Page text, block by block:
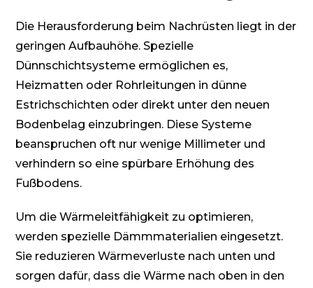
Die Herausforderung beim Nachrüsten liegt in der
geringen Aufbauhöhe. Spezielle
Dünnschichtsysteme ermöglichen es,
Heizmatten oder Rohrleitungen in dünne
Estrichschichten oder direkt unter den neuen
Bodenbelag einzubringen. Diese Systeme
beanspruchen oft nur wenige Millimeter und
verhindern so eine spürbare Erhöhung des
Fußbodens.
Um die Wärmeleitfähigkeit zu optimieren,
werden spezielle Dämmmaterialien eingesetzt.
Sie reduzieren Wärmeverluste nach unten und
sorgen dafür, dass die Wärme nach oben in den